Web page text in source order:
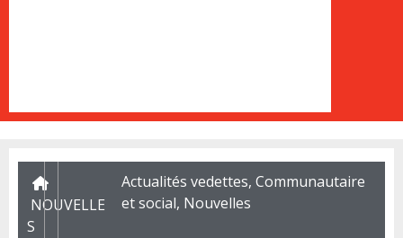
NOUVELLE
S
Actualités vedettes,Communautaire
et social, Nouvelles